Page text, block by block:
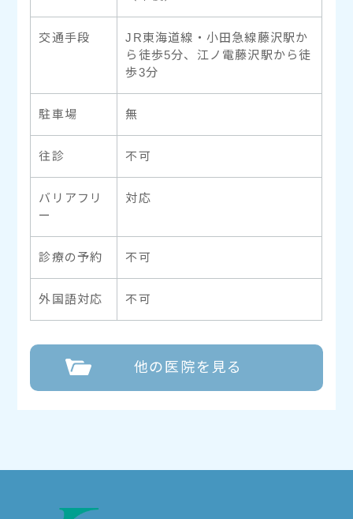
交通手段
JR東海道線・小田急線藤沢駅か
ら徒歩5分、江ノ電藤沢駅から徒
歩3分
駐車場 無
往診 不可
バリアフリ
ー
対応
診療の予約 不可
外国語対応 不可
他の医院を見る